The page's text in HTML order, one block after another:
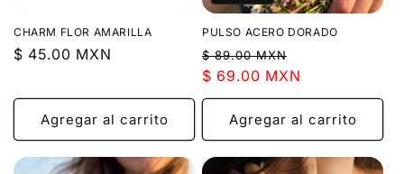
CHARM FLOR AMARILLA
Precio
$ 45.00 MXN
Agregar al carrito
PULSO ACERO DORADO
Precio
habitual
$ 89.00 MXN
de
oferta
$ 69.00 MXN
Agregar al carrito